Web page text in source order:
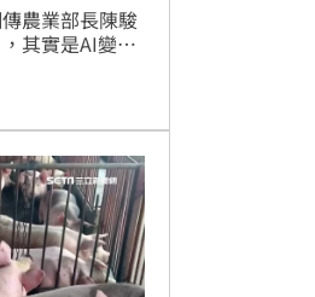
農業部長陳駿
其實是AI變造
業者提高警